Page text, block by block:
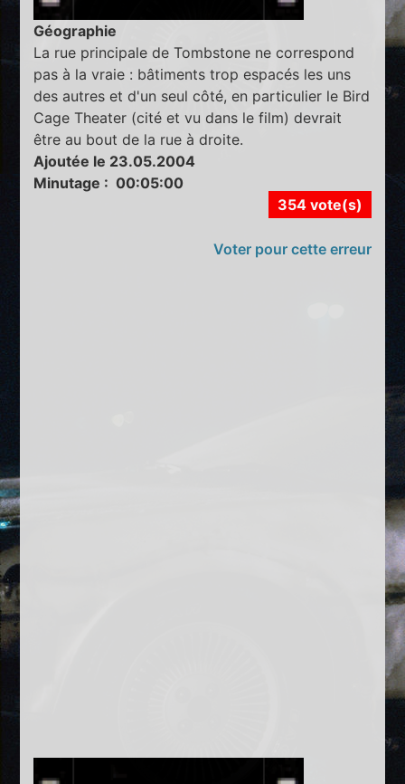
Géographie
La rue principale de Tombstone ne correspond
pas à la vraie : bâtiments trop espacés les uns
des autres et d'un seul côté, en particulier le Bird
Cage Theater (cité et vu dans le film) devrait
être au bout de la rue à droite.
Ajoutée le 23.05.2004
Minutage : 00:05:00
354 vote(s)
Voter pour cette erreur